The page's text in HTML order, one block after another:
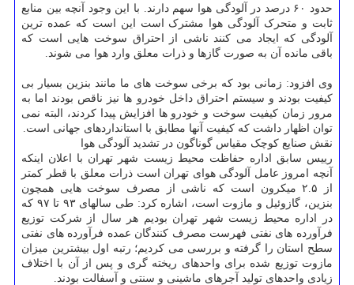
حدود ۶۰ درصد در آلودگی هوا سهم دارند. با این وجود آنچه بین منابع
ثابت و متحرک آلودگی هوا مشترک است این است که عمده ترین
آلودگی که ایجاد می کنند ناشی از احتراق سوخت هایی است که
باقی مانده آن به صورت گازها و ذرات معلق وارد هوا می شوند.
وی افزود: زمانی بود که برخی سوخت های ما مانند بنزین بسیار بی
کیفیت بودند و سیستم احتراق داخل خودرو ها نیز ناقص بودند اما به
مرور زمان کیفیت سوخت و خودرو ها افزایش ‍‍پیدا کردند، البته نمی
توان اظهار داشت که کیفیت آنها مطابق با استانداردهای جهانی است.
نقش صنایع کوچک مقیاس گوناگون در تشدید آلودگی هوا
رییس سابق اداره حفاظت محیط زیست شهر تهران با اعلان اینکه
آنچه امروز عامل آلودگی هوای تهران است ذرات معلق با قطر کمتر
از ۲.۵ میکرون است که ناشی از مصرف سوخت هایی همچون
بنزین، گازوئیل و مازوت است، اشاره کرد: طی سالهای ۹۳ تا ۹۷ که
در اداره محیط زیست شهر تهران بودیم هر سال از شرکت توزیع
فرآورده های نفتی فهرست مصرف کنندگان عمده فرآورده های نفتی
سطح استان را گرفته و بررسی می کردیم؛ رتبه اول بیشترین میزان
مازوت توزیع شده برای واحدهای ریخته گری و پس از آن با اختلاف
زیادی واحدهای تولید آجرهای ماشینی و سنتی و آسفالت بودند.